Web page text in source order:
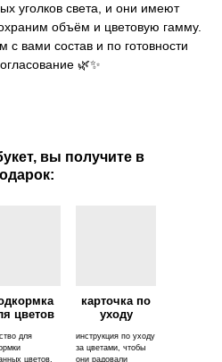
уголков света, и они имеют
объём и цветовую гамму.
с вами состав и по готовности
🌿✨
цветов
для
цветов,
инструкция по уходу
за цветами, чтобы
они радовали
карточка по
уходу
вы получите в